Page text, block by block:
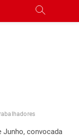
Junho, convocada